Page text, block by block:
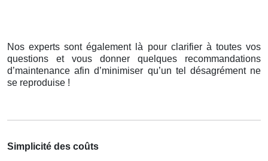
Nos experts sont également là pour clarifier à toutes vos
questions et vous donner quelques recommandations
d’maintenance afin d’minimiser qu’un tel désagrément ne
se reproduise !
Simplicité des coûts